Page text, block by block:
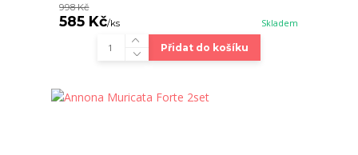
998 Kč
585 Kč/ks Skladem
Přidat do košíku